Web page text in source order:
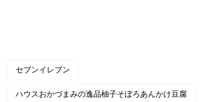
セブンイレブン
ハウスおかづまみの逸品柚子そぼろあんかけ豆腐